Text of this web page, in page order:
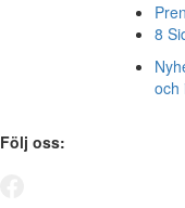
8
och
Följ oss: